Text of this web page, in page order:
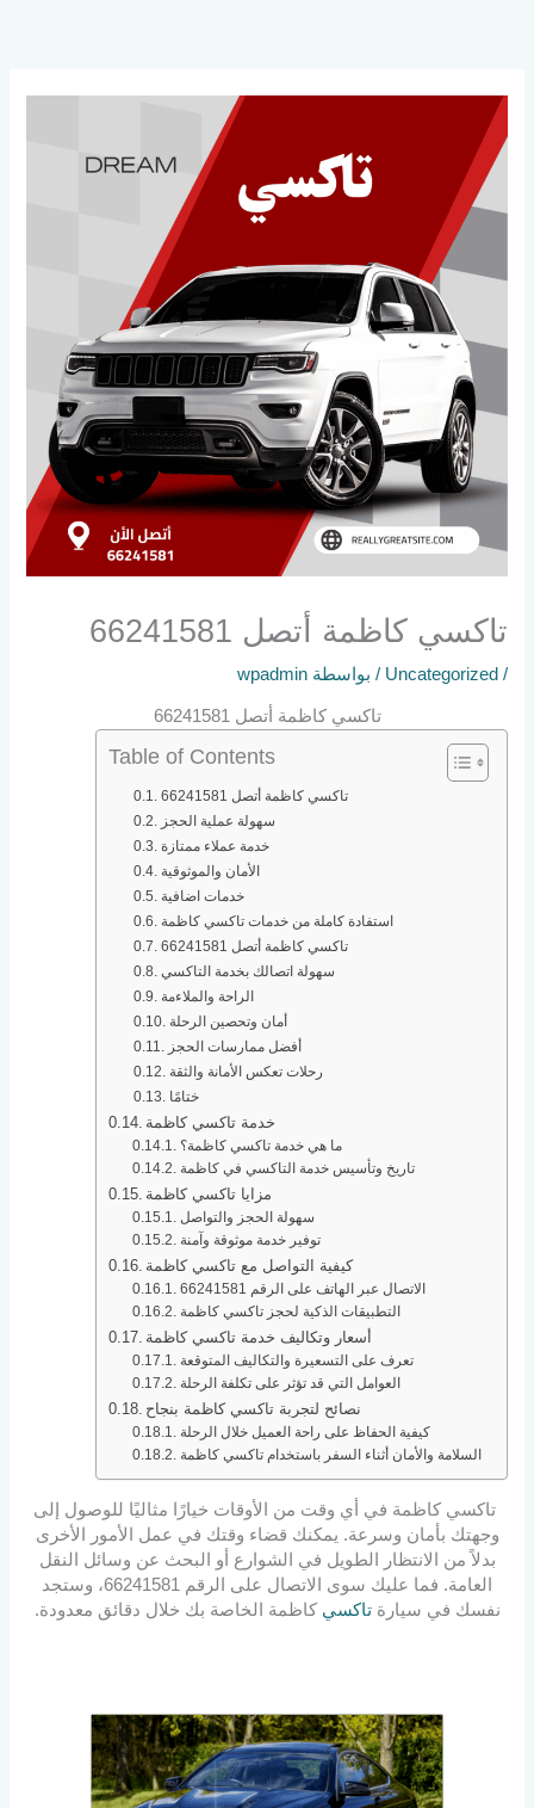
تاكسي كاظمة أتصل 66241581
/
Uncategorized / بواسطة wpadmin
تاكسي كاظمة أتصل 66241581
Table of Contents
تاكسي كاظمة أتصل 66241581
سهولة عملية الحجز
خدمة عملاء ممتازة
الأمان والموثوقية
خدمات اضافية
استفادة كاملة من خدمات تاكسي كاظمة
تاكسي كاظمة أتصل 66241581
سهولة اتصالك بخدمة التاكسي
الراحة والملاءمة
أمان وتحصين الرحلة
أفضل ممارسات الحجز
رحلات تعكس الأمانة والثقة
ختامًا
خدمة تاكسي كاظمة
ما هي خدمة تاكسي كاظمة؟
تاريخ وتأسيس خدمة التاكسي في كاظمة
مزايا تاكسي كاظمة
سهولة الحجز والتواصل
توفير خدمة موثوقة وآمنة
كيفية التواصل مع تاكسي كاظمة
الاتصال عبر الهاتف على الرقم 66241581
التطبيقات الذكية لحجز تاكسي كاظمة
أسعار وتكاليف خدمة تاكسي كاظمة
تعرف على التسعيرة والتكاليف المتوقعة
العوامل التي قد تؤثر على تكلفة الرحلة
نصائح لتجربة تاكسي كاظمة بنجاح
كيفية الحفاظ على راحة العميل خلال الرحلة
السلامة والأمان أثناء السفر باستخدام تاكسي كاظمة
تاكسي كاظمة في أي وقت من الأوقات خيارًا مثاليًا للوصول إلى
وجهتك بأمان وسرعة. يمكنك قضاء وقتك في عمل الأمور الأخرى
بدلاً من الانتظار الطويل في الشوارع أو البحث عن وسائل النقل
العامة. فما عليك سوى الاتصال على الرقم 66241581، وستجد
نفسك في سيارةتاكسي كاظمة الخاصة بك خلال دقائق معدودة.